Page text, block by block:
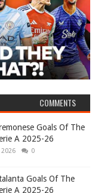
COMMENTS
Goals Of The
A 2025-26
0
Goals Of The
A 2025-26